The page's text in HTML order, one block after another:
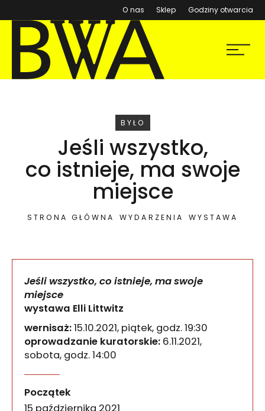
O nas Sklep (otwiera się w nowym
Godziny otwarcia
BWA Wrocław
Galerie Sztuki Współczesnej
Menu
WYDARZENIE
BYŁO
Jeśli wszystko,
co istnieje, ma swoje
miejsce
STRONA GŁÓWNA WYDARZENIA WYSTAWA
Jeśli wszystko, co istnieje, ma swoje
miejsce
wystawa Elli Littwitz
wernisaż:15.10.2021, piątek, godz. 19:30
oprowadzanie kuratorskie: 6.11.2021,
sobota, godz. 14:00
Początek
15 października 2021